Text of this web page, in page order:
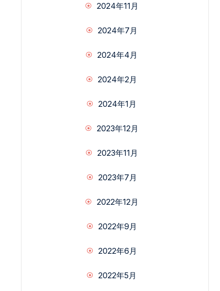
2024年11月
2024年7月
2024年4月
2024年2月
2024年1月
2023年12月
2023年11月
2023年7月
2022年12月
2022年9月
2022年6月
2022年5月